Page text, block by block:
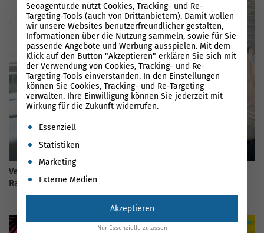
Vermeiden Sie die häufigsten SEO-Fehler in 2026: Ein
Ratgeber für Firmen
Seoagentur.de nutzt Cookies, Tracking- und Re-
Targeting-Tools (auch von Drittanbietern). Damit wollen
wir unsere Websites benutzerfreundlicher gestalten,
Informationen über die Nutzung sammeln, sowie für Sie
passende Angebote und Werbung ausspielen. Mit dem
Klick auf den Button "Akzeptieren" erklären Sie sich mit
der Verwendung von Cookies, Tracking- und Re-
Targeting-Tools einverstanden. In den Einstellungen
können Sie Cookies, Tracking- und Re-Targeting
verwalten. Ihre Einwilligung können Sie jederzeit mit
Wirkung für die Zukunft widerrufen.
Es folgt eine Liste der Service-Gruppen, für die eine
Essenziell
Statistiken
Marketing
Externe Medien
Akzeptieren
Nur Essenzielle zulassen